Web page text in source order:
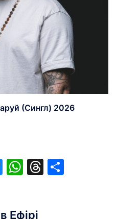
(Сингл) 2026
Bluesky
WhatsApp
Threads
Ефірі